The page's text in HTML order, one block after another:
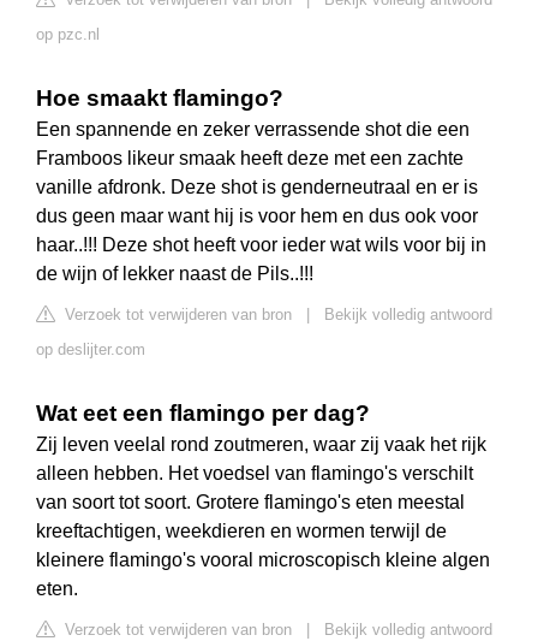
op pzc.nl
Hoe smaakt flamingo?
Een spannende en zeker verrassende shot die een
Framboos likeur smaak heeft deze met een zachte
vanille afdronk. Deze shot is genderneutraal en er is
dus geen maar want hij is voor hem en dus ook voor
haar..!!! Deze shot heeft voor ieder wat wils voor bij in
de wijn of lekker naast de Pils..!!!
Verzoek tot verwijderen van bron
Bekijk volledig antwoord
op deslijter.com
Wat eet een flamingo per dag?
Zij leven veelal rond zoutmeren, waar zij vaak het rijk
alleen hebben. Het voedsel van flamingo's verschilt
van soort tot soort. Grotere flamingo's eten meestal
kreeftachtigen, weekdieren en wormen terwijl de
kleinere flamingo's vooral microscopisch kleine algen
eten.
Verzoek tot verwijderen van bron
Bekijk volledig antwoord